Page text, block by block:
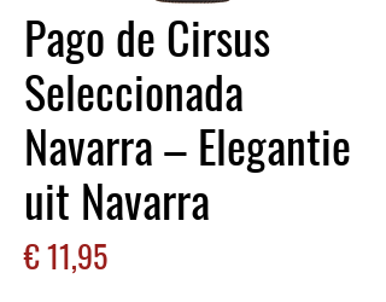
Pago de Cirsus
Seleccionada
Navarra – Elegantie
uit Navarra
€ 11,95Prijs